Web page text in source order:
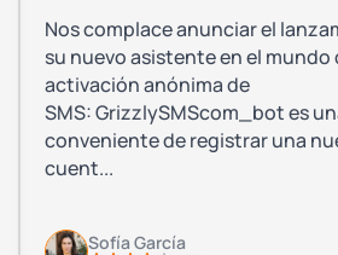
Nos complace anunciar el
su nuevo asistente en el mundo
activación anónima de
SMS: GrizzlySMScom_bot es
conveniente de registrar una
cuent...
Sofía García